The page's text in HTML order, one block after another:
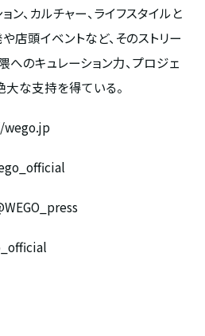
ン、カルチャー、ライフスタイルと
店頭イベントなど、そのストリー
へのキュレーション力、プロジェ
大な支持を得ている。
wego.jp